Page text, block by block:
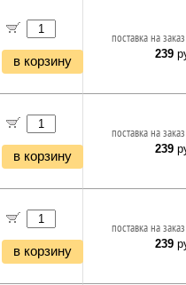
в корзину
поставка на
239
в корзину
поставка на
239
в корзину
поставка на
239